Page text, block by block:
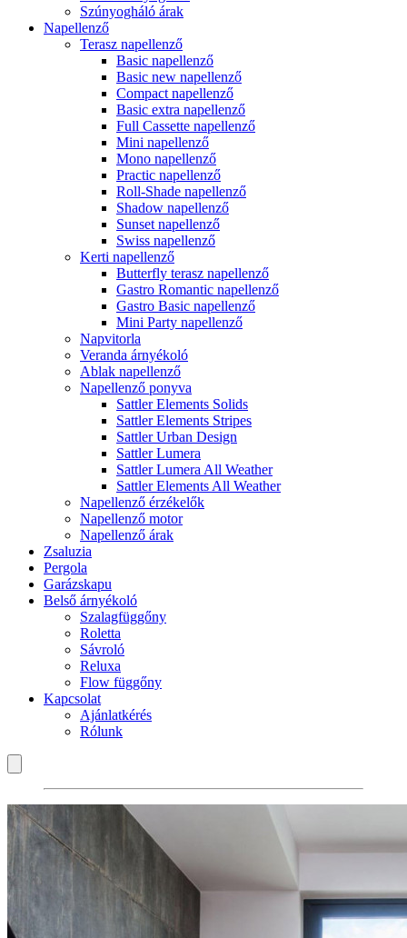
Szúnyogháló árak
Napellenző
Terasz napellenző
Basic napellenző
Basic new napellenző
Compact napellenző
Basic extra napellenző
Full Cassette napellenző
Mini napellenző
Mono napellenző
Practic napellenző
Roll-Shade napellenző
Shadow napellenző
Sunset napellenző
Swiss napellenző
Kerti napellenző
Butterfly terasz napellenző
Gastro Romantic napellenző
Gastro Basic napellenző
Mini Party napellenző
Napvitorla
Veranda árnyékoló
Ablak napellenző
Napellenző ponyva
Sattler Elements Solids
Sattler Elements Stripes
Sattler Urban Design
Sattler Lumera
Sattler Lumera All Weather
Sattler Elements All Weather
Napellenző érzékelők
Napellenző motor
Napellenző árak
Zsaluzia
Pergola
Garázskapu
Belső árnyékoló
Szalagfüggőny
Roletta
Sávroló
Reluxa
Flow függőny
Kapcsolat
Ajánlatkérés
Rólunk